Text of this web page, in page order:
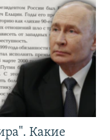
Какие